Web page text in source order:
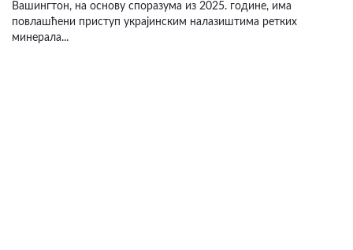
Вашингтон, на основу споразума из 2025. године, има
повлашћени приступ украјинским налазиштима ретких
минерала...